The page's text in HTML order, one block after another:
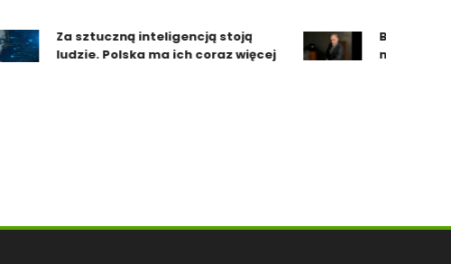
Za sztuczną inteligencją stoją
ludzie. Polska ma ich coraz więcej
Burzliwe
nie